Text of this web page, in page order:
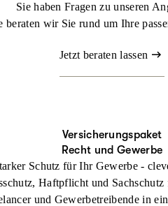
Sie haben Fragen zu unseren
beraten wir Sie rund um Ihre
Jetzt beraten lassen
Versicherungspaket
Recht und Gewerbe
Schutz für Ihr Gewerbe -
Haftpflicht und Sachschutz
und Gewerbetreibende in